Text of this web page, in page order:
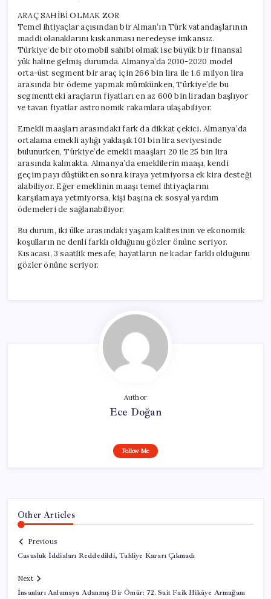
ARAÇ SAHİBİ OLMAK ZOR
Temel ihtiyaçlar açısından bir Alman’ın Türk vatandaşlarının
maddi olanaklarını kıskanması neredeyse imkansız.
Türkiye’de bir otomobil sahibi olmak ise büyük bir finansal
yük haline gelmiş durumda. Almanya’da 2010-2020 model
orta-üst segment bir araç için 266 bin lira ile 1.6 milyon lira
arasında bir ödeme yapmak mümkünken, Türkiye’de bu
segmentteki araçların fiyatları en az 600 bin liradan başlıyor
ve tavan fiyatlar astronomik rakamlara ulaşabiliyor.
Emekli maaşları arasındaki fark da dikkat çekici. Almanya’da
ortalama emekli aylığı yaklaşık 101 bin lira seviyesinde
bulunurken, Türkiye’de emekli maaşları 20 ile 25 bin lira
arasında kalmakta. Almanya’da emeklilerin maaşı, kendi
geçim payı düştükten sonra kiraya yetmiyorsa ek kira desteği
alabiliyor. Eğer emeklinin maaşı temel ihtiyaçlarını
karşılamaya yetmiyorsa, kişi başına ek sosyal yardım
ödemeleri de sağlanabiliyor.
Bu durum, iki ülke arasındaki yaşam kalitesinin ve ekonomik
koşulların ne denli farklı olduğunu gözler önüne seriyor.
Kısacası, 3 saatlik mesafe, hayatların ne kadar farklı olduğunu
gözler önüne seriyor.
Author
Ece Doğan
Follow Me
Other Articles
Previous
Casusluk İddiaları Reddedildi, Tahliye Kararı Çıkmadı
Next
İnsanları Anlamaya Adanmış Bir Ömür: 72. Sait Faik Hikâye Armağanı